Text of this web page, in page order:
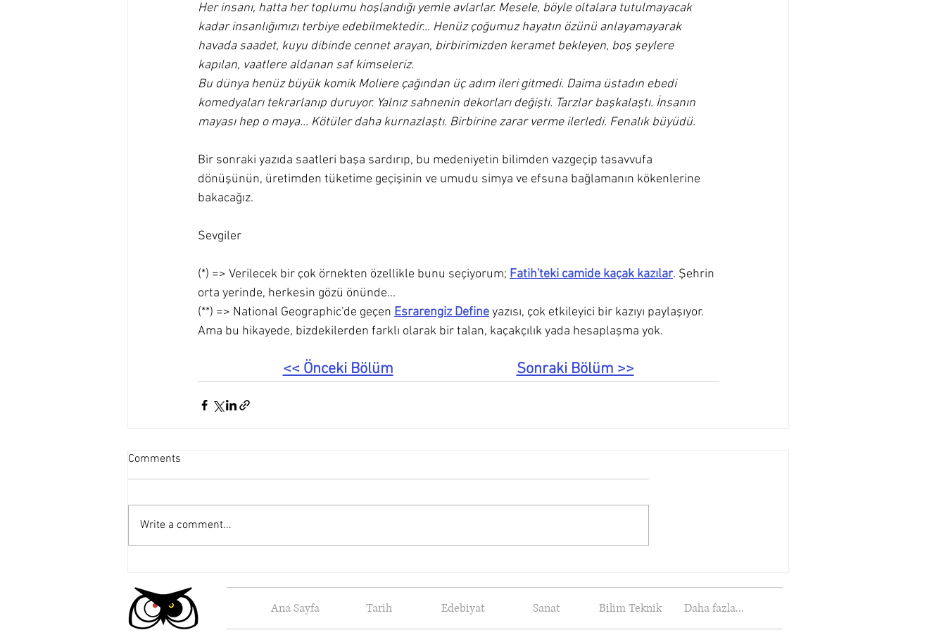
Her insanı, hatta her toplumu hoşlandığı yemle avlarlar. Mesele, böyle oltalara tutulmayacak
kadar insanlığımızı terbiye edebilmektedir... Henüz çoğumuz hayatın özünü anlayamayarak
havada saadet, kuyu dibinde cennet arayan, birbirimizden keramet bekleyen, boş şeylere
kapılan, vaatlere aldanan saf kimseleriz.
Bu dünya henüz büyük komik Moliere çağından üç adım ileri gitmedi. Daima üstadın ebedi
komedyaları tekrarlanıp duruyor. Yalnız sahnenin dekorları değişti. Tarzlar başkalaştı. İnsanın
mayası hep o maya... Kötüler daha kurnazlaştı. Birbirine zarar verme ilerledi. Fenalık büyüdü.
Bir sonraki yazıda saatleri başa sardırıp, bu medeniyetin bilimden vazgeçip tasavvufa
dönüşünün, üretimden tüketime geçişinin ve umudu simya ve efsuna bağlamanın kökenlerine
bakacağız.
Sevgiler
(*) => Verilecek bir çok örnekten özellikle bunu seçiyorum; Fatih'teki camide kaçak kazılar. Şehrin
orta yerinde, herkesin gözü önünde...
(**) => National Geographic'de geçen Esrarengiz Define yazısı, çok etkileyici bir kazıyı paylaşıyor.
Ama bu hikayede, bizdekilerden farklı olarak bir talan, kaçakçılık yada hesaplaşma yok.
<< Önceki Bölüm Sonraki Bölüm >>
Comments
Write a comment...
Ana Sayfa Tarih Edebiyat Sanat Bilim Teknik Daha fazla...